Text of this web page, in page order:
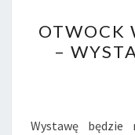
OTWOCK
–
Wystawę będzie